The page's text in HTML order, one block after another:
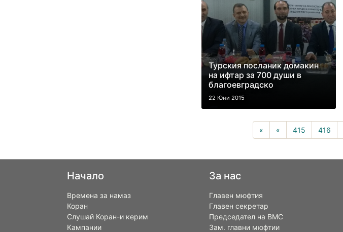
Турския посланик домакин
на ифтар за 700 души в
благоевградско
22 Юни 2015
« « 415 416
Начало
Времена за намаз
Коран
Слушай Коран-и керим
Кампании
За нас
Главен мюфтия
Главен секретар
Председател на ВМС
Зам. главни мюфтии